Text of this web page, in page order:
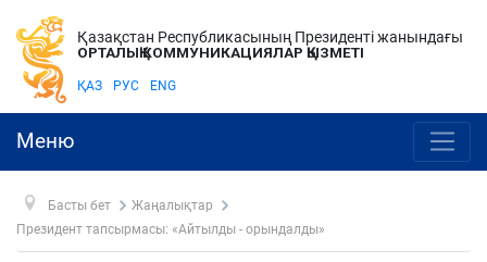
Қазақстан Республикасының Президенті жанындағы
ОРТАЛЫҚ КОММУНИКАЦИЯЛАР ҚЫЗМЕТІ
ҚАЗ РУС ENG
Меню
Басты бет
Жаңалықтар
Президент тапсырмасы: «Айтылды - орындалды»